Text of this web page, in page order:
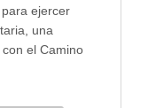
ejercer
una
el Camino